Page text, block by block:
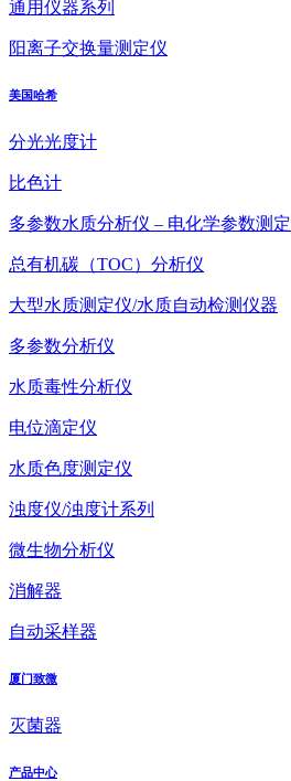
通用仪器系列
阳离子交换量测定仪
美国哈希
分光光度计
比色计
多参数水质分析仪 – 电化学参数测定
总有机碳（TOC）分析仪
大型水质测定仪/水质自动检测仪器
多参数分析仪
水质毒性分析仪
电位滴定仪
水质色度测定仪
浊度仪/浊度计系列
微生物分析仪
消解器
自动采样器
厦门致微
灭菌器
产品中心